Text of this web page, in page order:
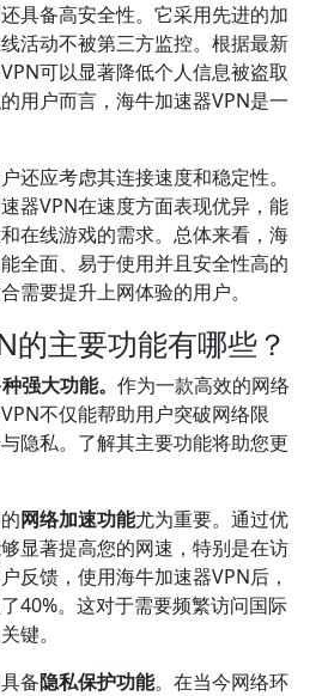
具备高安全性。它采用先进的加
活动不被第三方监控。根据最新
可以显著降低个人信息被盗取
用户而言，海牛加速器VPN是一
还应考虑其连接速度和稳定性。
器VPN在速度方面表现优异，能
在线游戏的需求。总体来看，海
全面、易于使用并且安全性高的
需要提升上网体验的用户。
的主要功能有哪些？
强大功能。 作为一款高效的网络
不仅能帮助用户突破网络限
隐私。了解其主要功能将助您更
网络加速功能尤为重要。通过优
显著提高您的网速，特别是在访
反馈，使用海牛加速器VPN后，
40%。这对于需要频繁访问国际
键。
备隐私保护功能。在当今网络环